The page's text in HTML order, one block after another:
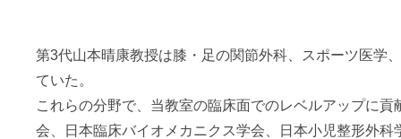
第3代山本晴康教授は膝・足の関節外科、スポーツ医学
ていた。
これらの分野で、当教室の臨床面でのレベルアップに
会、日本臨床バイオメカニクス学会、日本小児整形外